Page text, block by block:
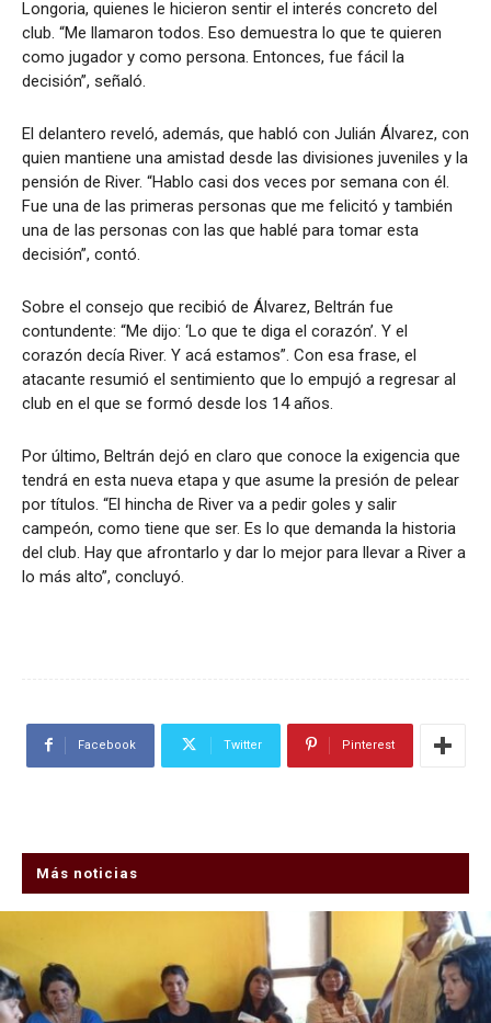
Longoria, quienes le hicieron sentir el interés concreto del
club. “Me llamaron todos. Eso demuestra lo que te quieren
como jugador y como persona. Entonces, fue fácil la
decisión”, señaló.
El delantero reveló, además, que habló con Julián Álvarez, con
quien mantiene una amistad desde las divisiones juveniles y la
pensión de River. “Hablo casi dos veces por semana con él.
Fue una de las primeras personas que me felicitó y también
una de las personas con las que hablé para tomar esta
decisión”, contó.
Sobre el consejo que recibió de Álvarez, Beltrán fue
contundente: “Me dijo: ‘Lo que te diga el corazón’. Y el
corazón decía River. Y acá estamos”. Con esa frase, el
atacante resumió el sentimiento que lo empujó a regresar al
club en el que se formó desde los 14 años.
Por último, Beltrán dejó en claro que conoce la exigencia que
tendrá en esta nueva etapa y que asume la presión de pelear
por títulos. “El hincha de River va a pedir goles y salir
campeón, como tiene que ser. Es lo que demanda la historia
del club. Hay que afrontarlo y dar lo mejor para llevar a River a
lo más alto”, concluyó.
Facebook Twitter Pinterest
Más noticias